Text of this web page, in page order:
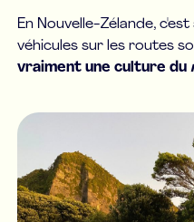
En Nouvelle-Zélande,
véhicules sur les routes
vraiment une culture du